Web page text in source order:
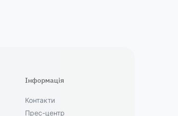
Інформація
Контакти
Прес-центр